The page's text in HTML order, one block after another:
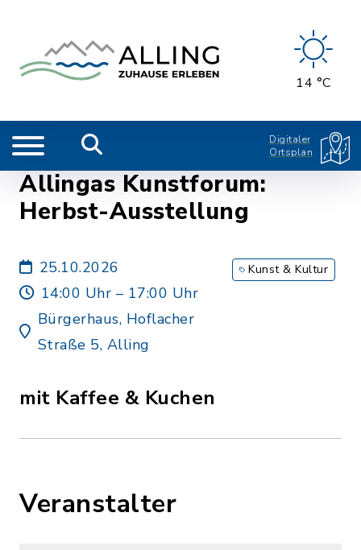
14 °C
Digitaler
Ortsplan
Allingas Kunstforum:
Herbst-Ausstellung
25.10.2026
14:00 Uhr – 17:00 Uhr
Bürgerhaus, Hoflacher
Straße 5, Alling
Kunst & Kultur
mit Kaffee & Kuchen
Veranstalter